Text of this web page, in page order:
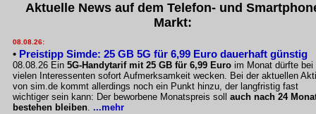
Aktuelle News auf dem Telefon- und
Markt:
08.08.26:
• Preistipp Simde: 25 GB 5G für 6,99 Euro dauerhaft günstig
08.08.26 Ein 5G-Handytarif mit 25 GB für 6,99 Euro im Monat dürfte bei
vielen Interessenten sofort Aufmerksamkeit wecken. Bei der aktuellen
von sim.de kommt allerdings noch ein Punkt hinzu, der langfristig fast
wichtiger sein kann: Der beworbene Monatspreis soll auch nach 24
bestehen bleiben. ...mehr